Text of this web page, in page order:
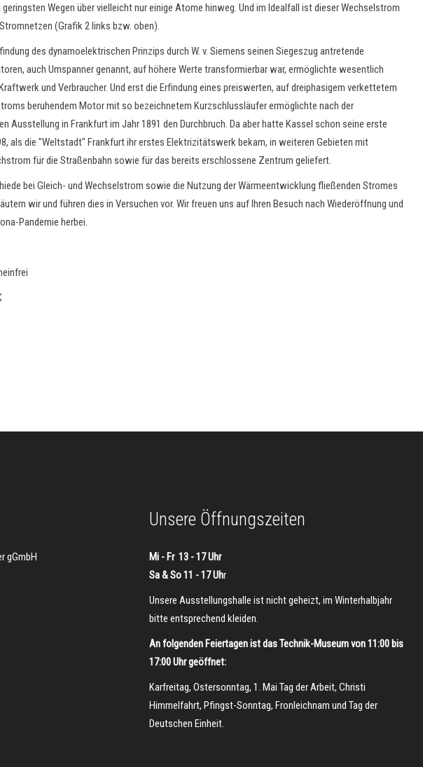
Wegen über vielleicht nur einige Atome hinweg. Und im Idealfall ist dieser Wechselstrom
(Grafik 2 links bzw. oben).
des dynamoelektrischen Prinzips durch W. v. Siemens seinen Siegeszug antretende
auch Umspanner genannt, auf höhere Werte transformierbar war, ermöglichte wesentlich
und Verbraucher. Und erst die Erfindung eines preiswerten, auf dreiphasigem verkettetem
beruhendem Motor mit so bezeichnetem Kurzschlussläufer ermöglichte nach der
Ausstellung in Frankfurt im Jahr 1891 den Durchbruch. Da aber hatte Kassel schon seine erste
als die "Weltstadt" Frankfurt ihr erstes Elektrizitätswerk bekam, in weiteren Gebieten mit
für die Straßenbahn sowie für das bereits erschlossene Zentrum geliefert.
bei Gleich- und Wechselstrom sowie die Nutzung der Wärmeentwicklung fließenden Stromes
wir und führen dies in Versuchen vor. Wir freuen uns auf Ihren Besuch nach Wiederöffnung und
Pandemie herbei.
gGmbH
Unsere Öffnungszeiten
Mi - Fr 13 - 17 Uhr
Sa & So 11 - 17 Uhr
Unsere Ausstellungshalle ist nicht geheizt, im Winterhalbjahr
bitte entsprechend kleiden.
An folgenden Feiertagen ist das Technik-Museum von 11:00 bis
17:00 Uhr geöffnet:
Karfreitag, Ostersonntag, 1. Mai Tag der Arbeit, Christi
Himmelfahrt, Pfingst-Sonntag, Fronleichnam und Tag der
Deutschen Einheit.